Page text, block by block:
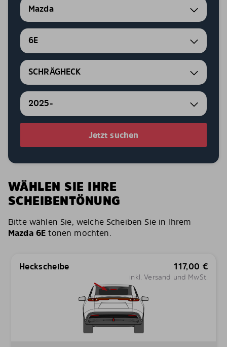
Mazda
6E
SCHRÄGHECK
2025-
Jetzt suchen
WÄHLEN SIE IHRE
SCHEIBENTÖNUNG
Bitte wählen Sie, welche Scheiben Sie in Ihrem
Mazda 6E tönen möchten.
Heckscheibe 117,00 €
inkl. Versand und MwSt.